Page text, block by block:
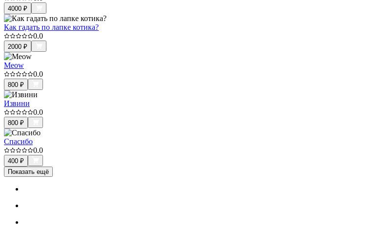
4000 ₽
Как гадать по лапке котика?
0.0
2000 ₽
Meow
0.0
800 ₽
Извини
0.0
800 ₽
Спасибо
0.0
400 ₽
Показать ещё